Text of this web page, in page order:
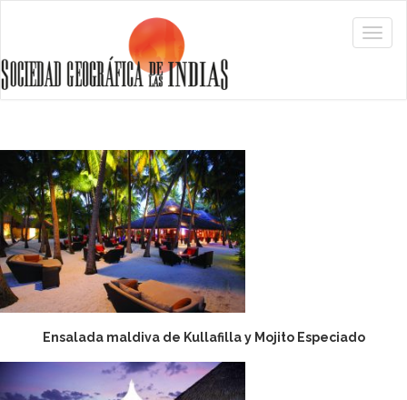
Ensalada maldiva de Kullafilla y Mojito Especiado